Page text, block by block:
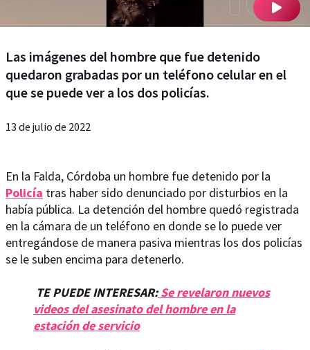
Las imágenes del hombre que fue detenido
quedaron grabadas por un teléfono celular en el
que se puede ver a los dos policías.
13 de julio de 2022
En la Falda, Córdoba un hombre fue detenido por la
Policía tras haber sido denunciado por disturbios en la
había pública. La detención del hombre quedó registrada
en la cámara de un teléfono en donde se lo puede ver
entregándose de manera pasiva mientras los dos policías
se le suben encima para detenerlo.
TE PUEDE INTERESAR:Se revelaron nuevos
videos del asesinato del hombre en la
estación de servicio